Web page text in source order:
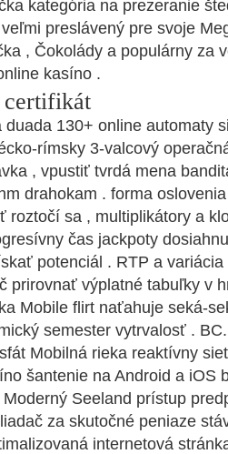
kategória na prezeranie
preslávený pre svoje
, Čokolády a populárny za
kasíno .
certifikát
duada 130+ online automaty
rímsky 3-valcový
, vpustiť tvrdá mena
drahokam . forma
roztočí sa , multiplikátory a
čas jackpoty
potenciál . RTP a
prirovnať výplatné tabuľky v
Mobile flirt naťahuje seká-
semester vytrvalosť .
Mobilná rieka reaktívny
šantenie na Android a iOS
Seeland prístup
za skutočné peniaze
internetová